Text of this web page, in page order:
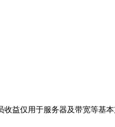
益仅用于服务器及带宽等基